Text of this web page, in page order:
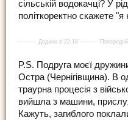
сільській водокачці? У
політкоректно скажете "я
---------- Додано в 22:18 ----------
P.S. Подруга моєї
Остра (Чернігівщина). В
траурна процесія з
вийшла з машини,
Кажуть, загиблого